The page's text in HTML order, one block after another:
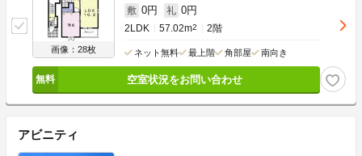
画像：28枚
敷 0円 礼 0円
2LDK 57.02m2 2階
ネット無料 最上階 角部屋 南向き
空室状況をお問い合わせ
アビニティ